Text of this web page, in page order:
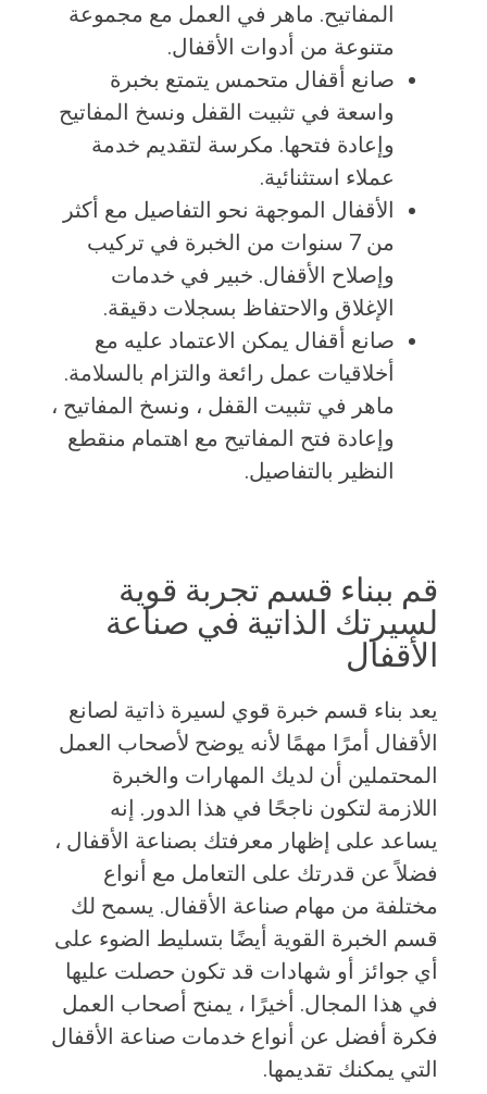
المفاتيح. ماهر في العمل مع مجموعة
متنوعة من أدوات الأقفال.
صانع أقفال متحمس يتمتع بخبرة
واسعة في تثبيت القفل ونسخ المفاتيح
وإعادة فتحها. مكرسة لتقديم خدمة
عملاء استثنائية.
الأقفال الموجهة نحو التفاصيل مع أكثر
من 7 سنوات من الخبرة في تركيب
وإصلاح الأقفال. خبير في خدمات
الإغلاق والاحتفاظ بسجلات دقيقة.
صانع أقفال يمكن الاعتماد عليه مع
أخلاقيات عمل رائعة والتزام بالسلامة.
ماهر في تثبيت القفل ، ونسخ المفاتيح ،
وإعادة فتح المفاتيح مع اهتمام منقطع
النظير بالتفاصيل.
قم ببناء قسم تجربة قوية
لسيرتك الذاتية في صناعة
الأقفال
يعد بناء قسم خبرة قوي لسيرة ذاتية لصانع
الأقفال أمرًا مهمًا لأنه يوضح لأصحاب العمل
المحتملين أن لديك المهارات والخبرة
اللازمة لتكون ناجحًا في هذا الدور. إنه
يساعد على إظهار معرفتك بصناعة الأقفال ،
فضلاً عن قدرتك على التعامل مع أنواع
مختلفة من مهام صناعة الأقفال. يسمح لك
قسم الخبرة القوية أيضًا بتسليط الضوء على
أي جوائز أو شهادات قد تكون حصلت عليها
في هذا المجال. أخيرًا ، يمنح أصحاب العمل
فكرة أفضل عن أنواع خدمات صناعة الأقفال
التي يمكنك تقديمها.